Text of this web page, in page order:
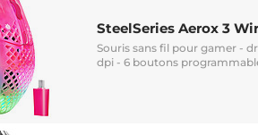
SteelSeries Aerox 3
Souris sans fil pour gamer -
dpi - 6 boutons